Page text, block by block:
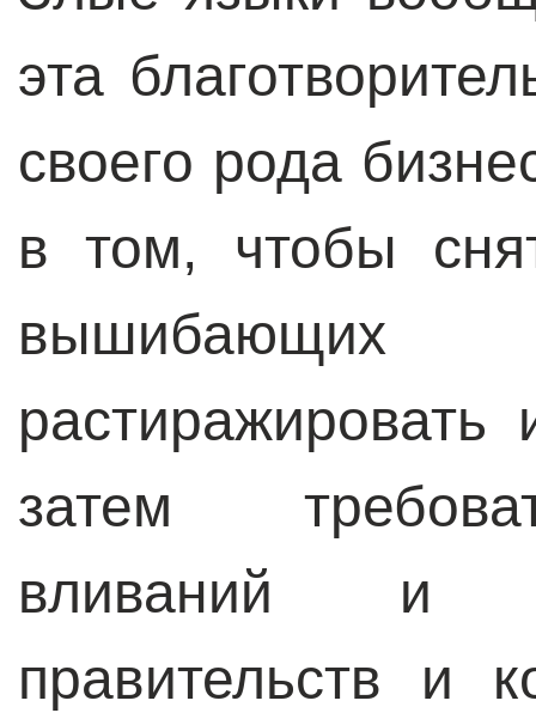
эта
своего рода
в том, чтобы
затем
вливаний и
правительств и